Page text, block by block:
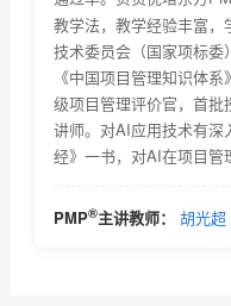
系统集成项目管理工
软考常见考试题库样
项目管理认证考试题
软考知识体系前三章
软考培训第一章练习
教学法，教学经验丰富
技术委员会（国家项标
《中国项目管理知识体
级项目管理评价官，首批
讲师。对AI应用技术有深
经》一书，对AI在项目管
PMP®主讲教师： 胡光超